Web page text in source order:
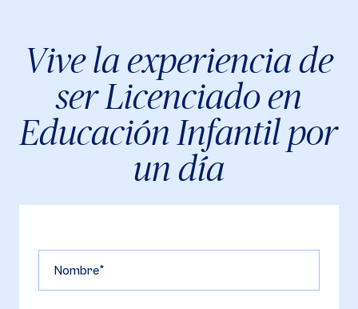
Vive la experiencia de
ser Licenciado en
Educación Infantil por
un día
Nombre